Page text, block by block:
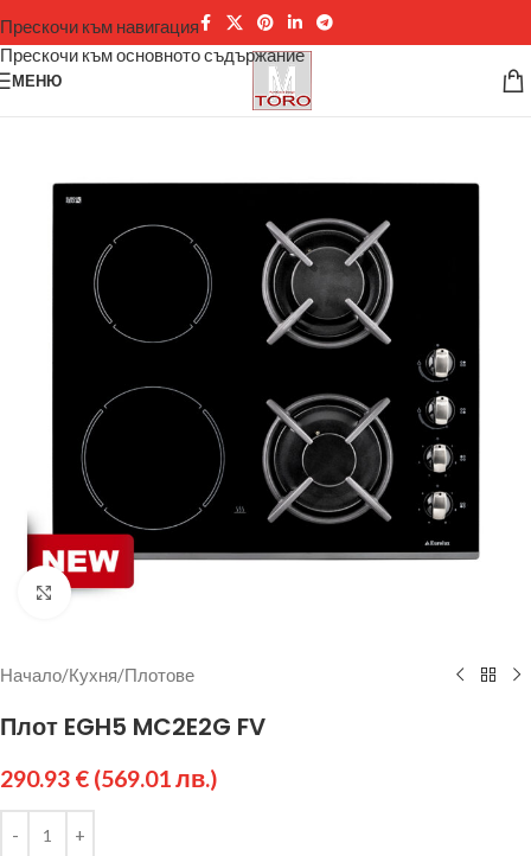
Прескочи към навигация
Прескочи към основното съдържание
МЕНЮ
Щракнете за уголемяване
Начало/Кухня/Плотове
Плот EGH5 MC2E2G FV
290.93 € (569.01 лв.)